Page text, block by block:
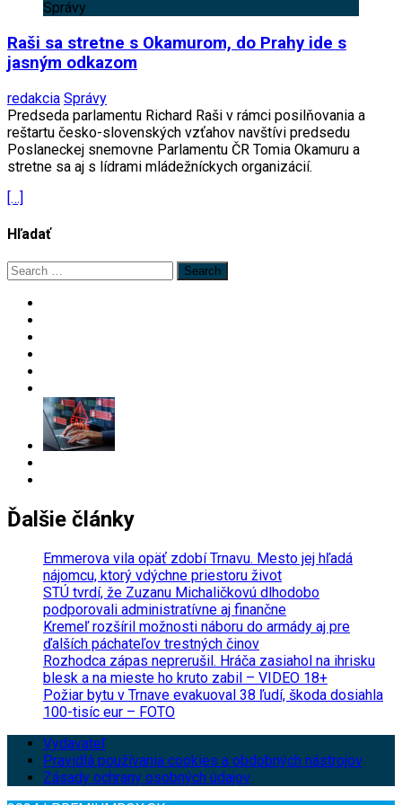
Správy
Raši sa stretne s Okamurom, do Prahy ide s
jasným odkazom
redakcia Správy
Predseda parlamentu Richard Raši v rámci posilňovania a
reštartu česko-slovenských vzťahov navštívi predsedu
Poslaneckej snemovne Parlamentu ČR Tomia Okamuru a
stretne sa aj s lídrami mládežníckych organizácií.
[…]
Hľadať
Search
for:
Ďalšie články
Emmerova vila opäť zdobí Trnavu. Mesto jej hľadá
nájomcu, ktorý vdýchne priestoru život
STÚ tvrdí, že Zuzanu Michaličkovú dlhodobo
podporovali administratívne aj finančne
Kremeľ rozšíril možnosti náboru do armády aj pre
ďalších páchateľov trestných činov
Rozhodca zápas neprerušil. Hráča zasiahol na ihrisku
blesk a na mieste ho kruto zabil – VIDEO 18+
Požiar bytu v Trnave evakuoval 38 ľudí, škoda dosiahla
100-tisíc eur – FOTO
Vydavateľ
Pravidlá používania cookies a obdobných nástrojov
Zásady ochrany osobných údajov